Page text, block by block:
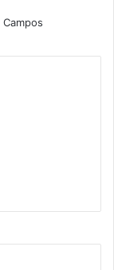
Campos